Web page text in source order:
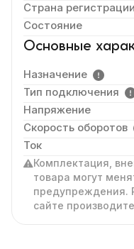
Страна
Состояние
Основные
Назначение
Тип подключения
Напряжение
Скорость оборотов
Ток
Комплектация,
товара могут
предупреждения.
сайте